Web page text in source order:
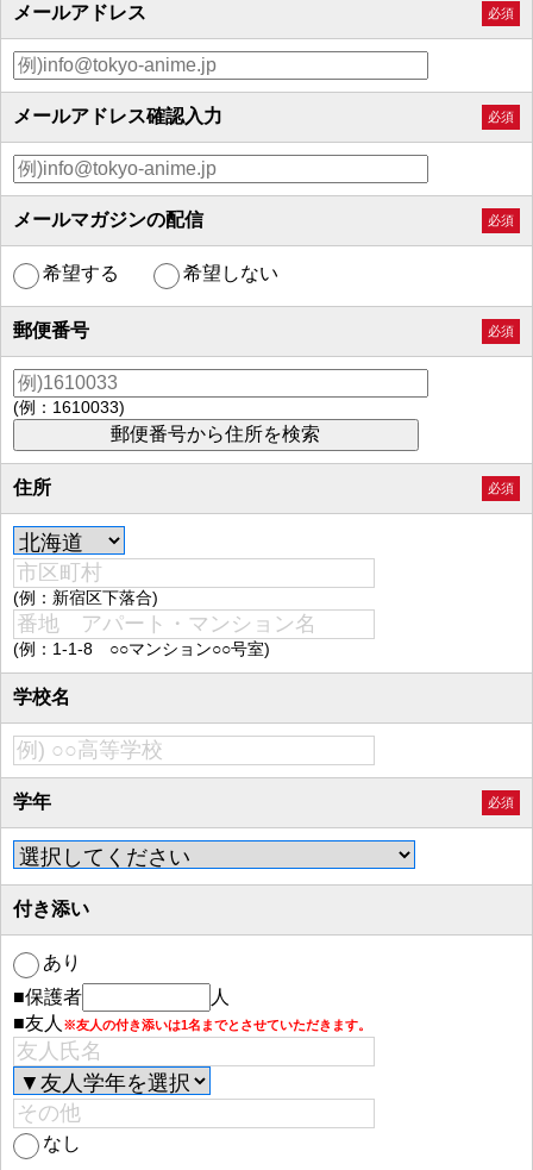
メールアドレス 必須
メールアドレス確認入力 必須
メールマガジンの配信 必須
希望する 希望しない
郵便番号 必須
(例：1610033)
住所 必須
(例：新宿区下落合)
(例：1-1-8 ○○マンション○○号室)
学校名
学年 必須
付き添い
あり
■保護者
人
■友人 ※友人の付き添いは1名までとさせていただきます。
なし